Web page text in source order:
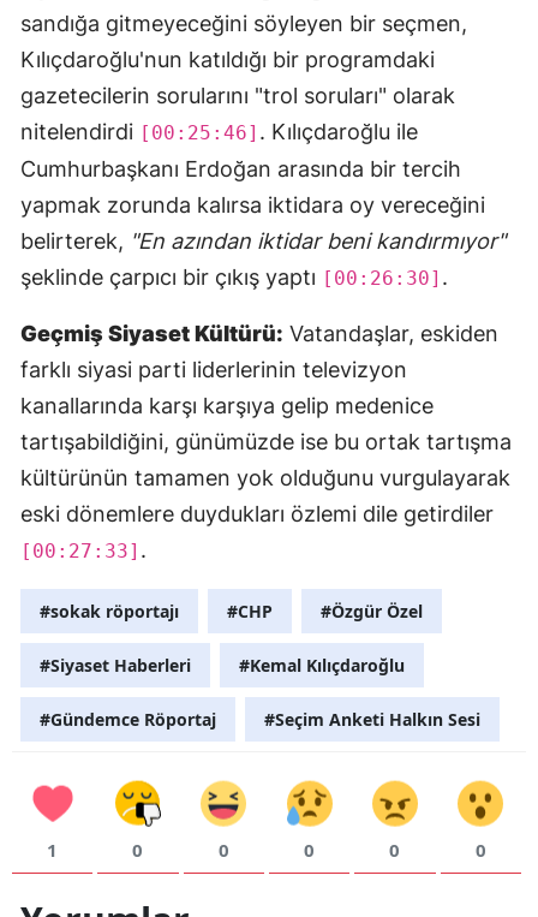
sandığa gitmeyeceğini söyleyen bir seçmen,
Kılıçdaroğlu'nun katıldığı bir programdaki
gazetecilerin sorularını "trol soruları" olarak
nitelendirdi [00:25:46] . Kılıçdaroğlu ile
Cumhurbaşkanı Erdoğan arasında bir tercih
yapmak zorunda kalırsa iktidara oy vereceğini
belirterek, "En azından iktidar beni kandırmıyor"
şeklinde çarpıcı bir çıkış yaptı [00:26:30] .
Geçmiş Siyaset Kültürü: Vatandaşlar, eskiden
farklı siyasi parti liderlerinin televizyon
kanallarında karşı karşıya gelip medenice
tartışabildiğini, günümüzde ise bu ortak tartışma
kültürünün tamamen yok olduğunu vurgulayarak
eski dönemlere duydukları özlemi dile getirdiler
[00:27:33] .
#sokak röportajı #CHP #Özgür Özel
#Siyaset Haberleri #Kemal Kılıçdaroğlu
#Gündemce Röportaj #Seçim Anketi Halkın Sesi
1 0 0 0 0 0